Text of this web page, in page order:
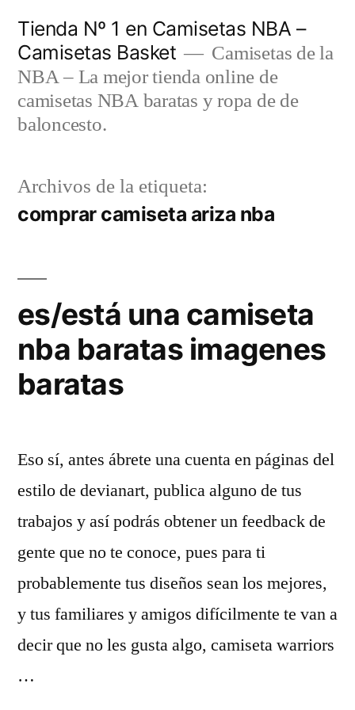
contenido
Tienda Nº 1 en Camisetas NBA –
Camisetas Basket
Camisetas de la
NBA – La mejor tienda online de
camisetas NBA baratas y ropa de de
baloncesto.
Archivos de la etiqueta:
comprar camiseta ariza nba
es/está una camiseta
nba baratas imagenes
baratas
Eso sí, antes ábrete una cuenta en páginas del
estilo de devianart, publica alguno de tus
trabajos y así podrás obtener un feedback de
gente que no te conoce, pues para ti
probablemente tus diseños sean los mejores,
y tus familiares y amigos difícilmente te van a
decir que no les gusta algo, camiseta warriors
…